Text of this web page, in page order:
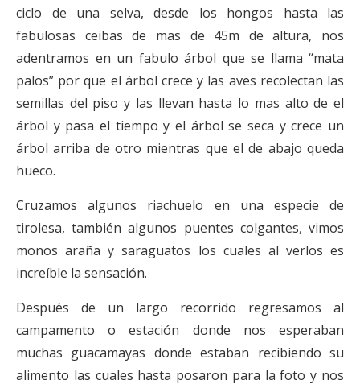
ciclo de una selva, desde los hongos hasta las
fabulosas ceibas de mas de 45m de altura, nos
adentramos en un fabulo árbol que se llama “mata
palos” por que el árbol crece y las aves recolectan las
semillas del piso y las llevan hasta lo mas alto de el
árbol y pasa el tiempo y el árbol se seca y crece un
árbol arriba de otro mientras que el de abajo queda
hueco.
Cruzamos algunos riachuelo en una especie de
tirolesa, también algunos puentes colgantes, vimos
monos araña y saraguatos los cuales al verlos es
increíble la sensación.
Después de un largo recorrido regresamos al
campamento o estación donde nos esperaban
muchas guacamayas donde estaban recibiendo su
alimento las cuales hasta posaron para la foto y nos